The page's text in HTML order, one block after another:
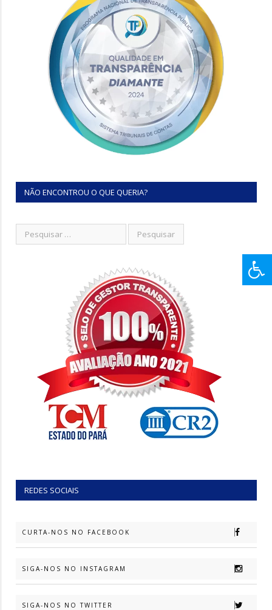
NÃO ENCONTROU O QUE QUERIA?
REDES SOCIAIS
CURTA-NOS NO FACEBOOK
SIGA-NOS NO INSTAGRAM
SIGA-NOS NO TWITTER